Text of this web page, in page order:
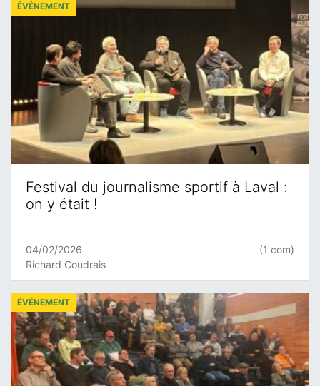
Festival du journalisme sportif à Laval :
on y était !
ÉVÉNEMENT
04/02/2026
Richard Coudrais
(1 com)
ÉVÉNEMENT